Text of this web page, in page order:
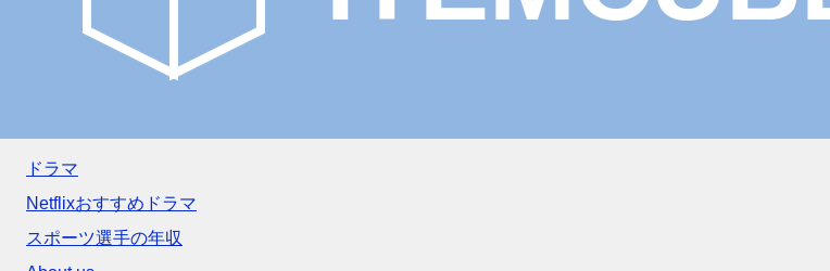
ドラマ
Netflixおすすめドラマ
スポーツ選手の年収